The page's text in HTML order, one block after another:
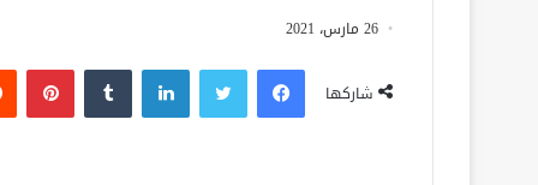
26 مارس، 2021
شاركها
فيسبوك لينكدإن بينتيريست